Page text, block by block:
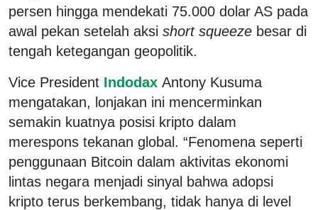
persen hingga mendekati 75.000 dolar AS pada
awal pekan setelah aksi short squeeze besar di
tengah ketegangan geopolitik.
Vice President Indodax Antony Kusuma
mengatakan, lonjakan ini mencerminkan
semakin kuatnya posisi kripto dalam
merespons tekanan global. “Fenomena seperti
penggunaan Bitcoin dalam aktivitas ekonomi
lintas negara menjadi sinyal bahwa adopsi
kripto terus berkembang, tidak hanya di level